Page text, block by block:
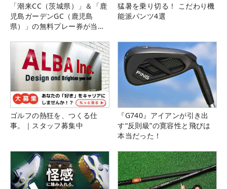
「潮来CC（茨城県）」＆「鹿
児島ガーデンGC（鹿児島
県）」の無料プレー券が当た
猛暑を乗り切る！ こだわり機
能派パンツ4選
ゴルフの熱狂を、つくる仕
事。｜スタッフ募集中
『G740』アイアンが引き出
す“反則級”の寛容性と飛びは
本当だった！